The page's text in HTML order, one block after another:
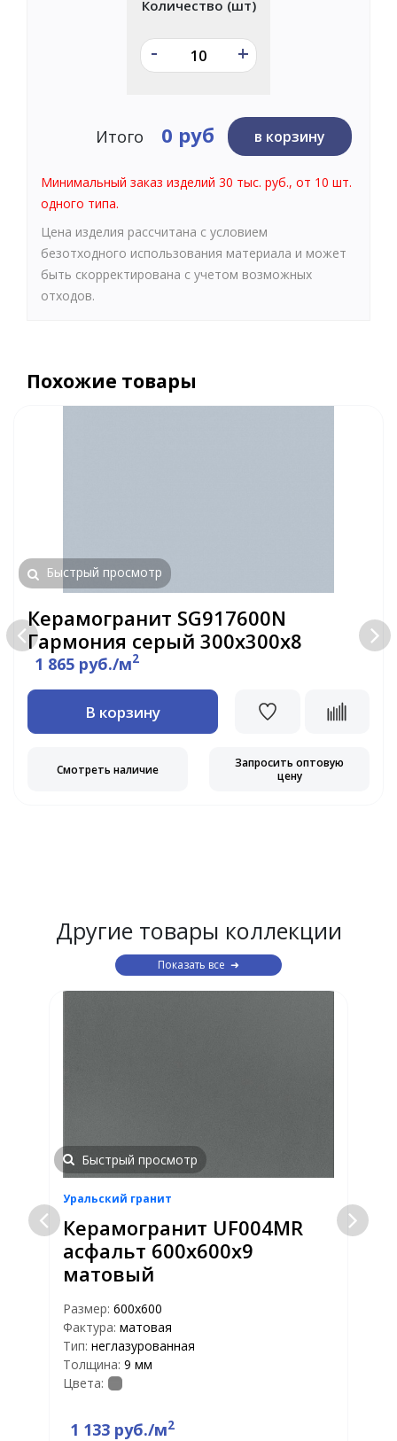
Количество (шт)
- +
Итого 0 руб в корзину
Минимальный заказ изделий 30 тыс. руб., от 10 шт.
одного типа.
Цена изделия рассчитана с условием
безотходного использования материала и может
быть скорректирована с учетом возможных
отходов.
Похожие товары
Быстрый просмотр
Керамогранит SG917600N
Гармония серый 300х300х8
1 865 руб./м2
В корзину
Смотреть наличие
Запросить оптовую
цену
Другие товары коллекции
Показать все
Быстрый просмотр
Уральский гранит
Керамогранит UF004MR
асфальт 600x600x9
матовый
Размер: 600х600
Фактура: матовая
Тип: неглазурованная
Толщина: 9 мм
Цвета:
1 133 руб./м2